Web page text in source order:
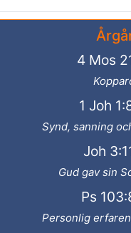
4 Mos
1 Joh
Synd, sanning
Joh
Gud gav sin
Ps
Personlig